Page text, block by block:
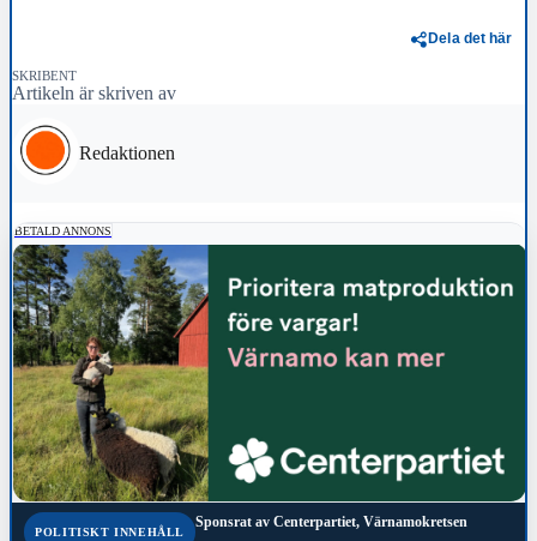
Dela det här
SKRIBENT
Artikeln är skriven av
Redaktionen
BETALD ANNONS
POLITISKT INNEHÅLL
Sponsrat av Centerpartiet, Värnamokretsen